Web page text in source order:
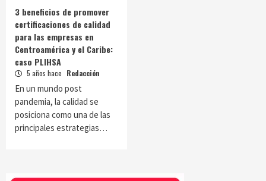
3 beneficios de promover
certificaciones de calidad
para las empresas en
Centroamérica y el Caribe:
caso PLIHSA
5 años hace Redacción
En un mundo post
pandemia, la calidad se
posiciona como una de las
principales estrategias…